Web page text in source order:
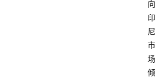
向
印
尼
市
场
倾